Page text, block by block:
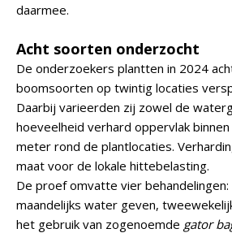
daarmee.
Acht soorten onderzocht
De onderzoekers plantten in 2024
boomsoorten op twintig locaties
Daarbij varieerden zij zowel de
hoeveelheid verhard oppervlak
meter rond de plantlocaties.
maat voor de lokale hittebelasting.
De proef omvatte vier
maandelijks water geven,
het gebruik van zogenoemde gator